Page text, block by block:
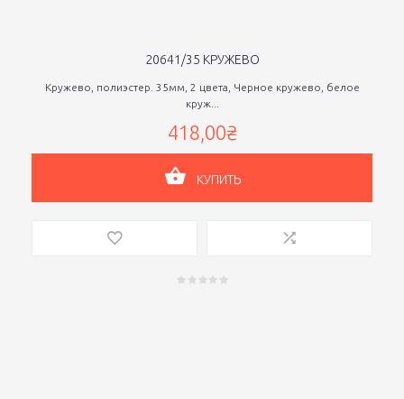
20641/35 КРУЖЕВО
Кружево, полиэстер. 35мм, 2 цвета, Черное кружево, белое
круж...
418,00₴
КУПИТЬ